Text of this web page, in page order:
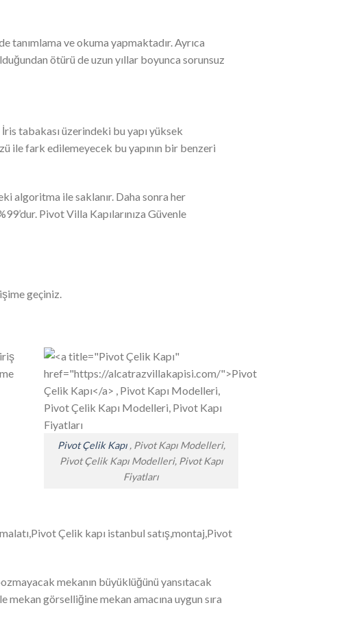
tanımlama ve okuma yapmaktadır. Ayrıca
ötürü de uzun yıllar boyunca sorunsuz
tabakası üzerindeki bu yapı yüksek
ile fark edilemeyecek bu yapının bir benzeri
algoritma ile saklanır. Daha sonra her
Pivot Villa Kapılarınıza Güvenle
geçiniz.
Pivot Çelik Kapı, Pivot Kapı Modelleri,
Pivot Çelik Kapı Modelleri, Pivot Kapı
Fiyatları
Çelik kapı istanbul satış,montaj,Pivot
mekanın büyüklüğünü yansıtacak
mekan görselliğine mekan amacına uygun sıra